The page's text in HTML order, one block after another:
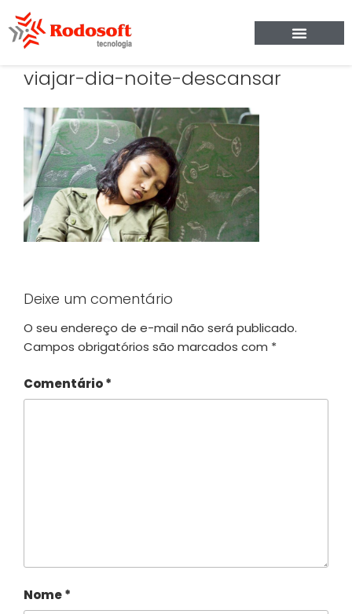
viajar-dia-noite-descansar
Deixe um comentário
O seu endereço de e-mail não será publicado.
Campos obrigatórios são marcados com *
Comentário*
Nome*